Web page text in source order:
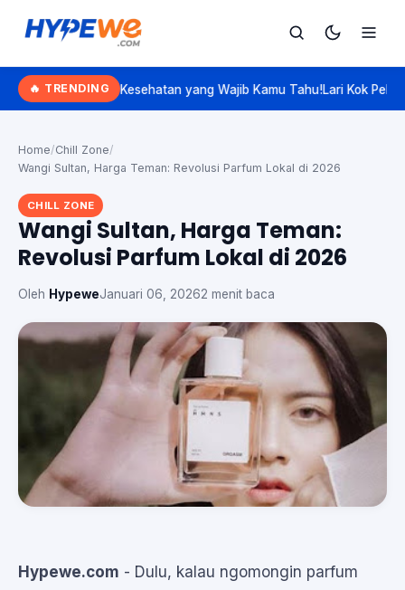
Hypewe.com - Curated Hype. Real Talk.
Cari artikel
🔥 TRENDING
Kesehatan yang Wajib Kamu Tahu!Lari Kok Pelan? Kenalan
Home/Chill Zone/
Wangi Sultan, Harga Teman: Revolusi Parfum Lokal di 2026
CHILL ZONE
Wangi Sultan, Harga Teman:
Revolusi Parfum Lokal di 2026
Oleh HypeweJanuari 06, 20262 menit baca
Hypewe.com - Dulu, kalau ngomongin parfum